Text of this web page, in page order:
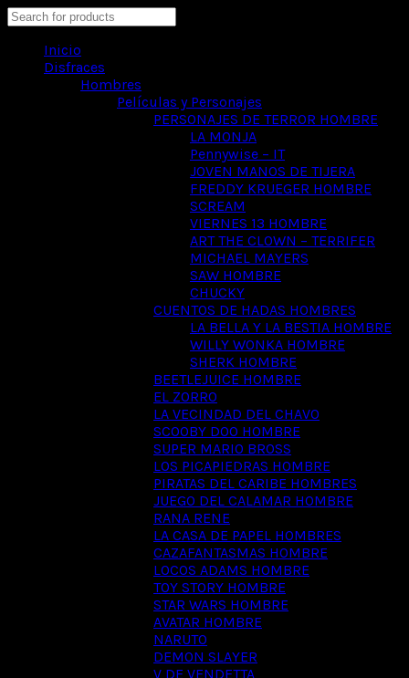
Inicio
Disfraces
Hombres
Películas y Personajes
PERSONAJES DE TERROR HOMBRE
LA MONJA
Pennywise – IT
JOVEN MANOS DE TIJERA
FREDDY KRUEGER HOMBRE
SCREAM
VIERNES 13 HOMBRE
ART THE CLOWN – TERRIFER
MICHAEL MAYERS
SAW HOMBRE
CHUCKY
CUENTOS DE HADAS HOMBRES
LA BELLA Y LA BESTIA HOMBRE
WILLY WONKA HOMBRE
SHERK HOMBRE
BEETLEJUICE HOMBRE
EL ZORRO
LA VECINDAD DEL CHAVO
SCOOBY DOO HOMBRE
SUPER MARIO BROSS
LOS PICAPIEDRAS HOMBRE
PIRATAS DEL CARIBE HOMBRES
JUEGO DEL CALAMAR HOMBRE
RANA RENE
LA CASA DE PAPEL HOMBRES
CAZAFANTASMAS HOMBRE
LOCOS ADAMS HOMBRE
TOY STORY HOMBRE
STAR WARS HOMBRE
AVATAR HOMBRE
NARUTO
DEMON SLAYER
V DE VENDETTA